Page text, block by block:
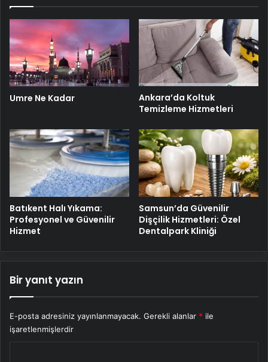
Umre Ne Kadar
Ankara’da Koltuk
Temizleme Hizmetleri
Batıkent Halı Yıkama:
Profesyonel ve Güvenilir
Hizmet
Samsun’da Güvenilir
Dişçilik Hizmetleri: Özel
Dentalpark Kliniği
Bir yanıt yazın
E-posta adresiniz yayınlanmayacak. Gerekli alanlar * ile
işaretlenmişlerdir